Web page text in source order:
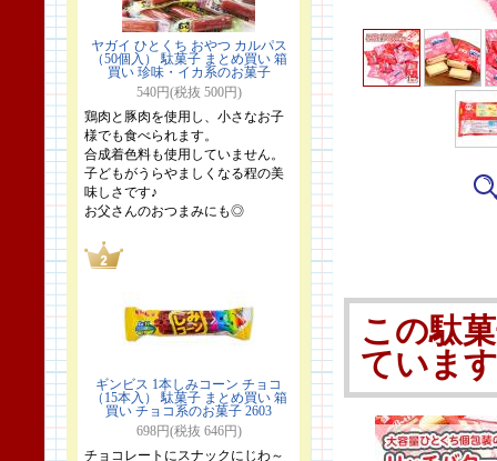
ヤガイ ひとくち おやつ カルパス
（50個入） 駄菓子 まとめ買い 箱
買い 珍味・イカ系のお菓子
540円(税抜 500円)
鶏肉と豚肉を使用し、小さなお子
様でも食べられます。
合成着色料も使用していません。
子どもがうらやましくなる程の美
味しさです♪
お父さんのおつまみにも◎
ギンビス 1本しみコーン チョコ
（15本入） 駄菓子 まとめ買い 箱
買い チョコ系のお菓子 2603
698円(税抜 646円)
チョコレートにスナックにじわ～
この駄
ていま